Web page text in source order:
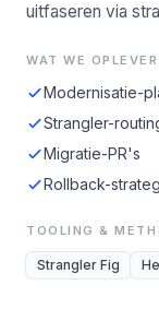
uitfaseren via
WAT WE
Modernisatie-
Strangler-
Migratie-PR's
Rollback-
TOOLING &
Strangler Fig